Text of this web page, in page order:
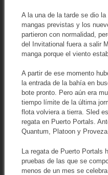
A la una de la tarde se dio
mangas previstas y los
partieron con normalidad,
del Invitational fuera a salir
manga porque el viento
A partir de ese momento
la entrada de la bahía en
bote pronto. Pero aún era
tiempo límite de la última
flota volviera a tierra. Sled
regata en Puerto Portals.
Quantum, Platoon y
La regata de Puerto Portals
pruebas de las que se
menos de un mes se